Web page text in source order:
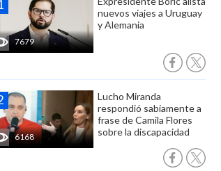
7679
nuevos viajes a Uruguay
y Alemania
6168
Lucho Miranda
respondió sabiamente a
frase de Camila Flores
sobre la discapacidad